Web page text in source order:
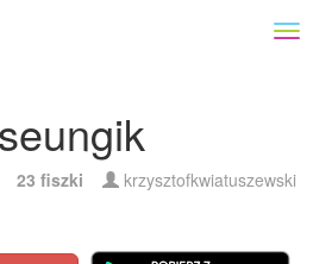
23 fiszki krzysztofkwiatuszewski